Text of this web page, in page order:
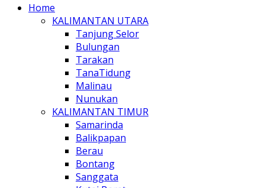
Home
KALIMANTAN UTARA
Tanjung Selor
Bulungan
Tarakan
TanaTidung
Malinau
Nunukan
KALIMANTAN TIMUR
Samarinda
Balikpapan
Berau
Bontang
Sanggata